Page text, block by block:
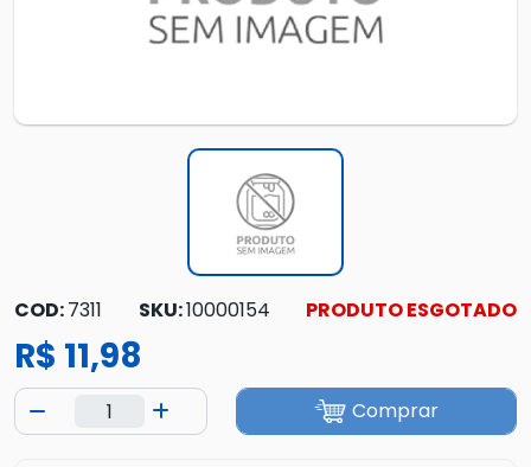
COD:7311 SKU:10000154 PRODUTO ESGOTADO
R$ 11,98
Comprar